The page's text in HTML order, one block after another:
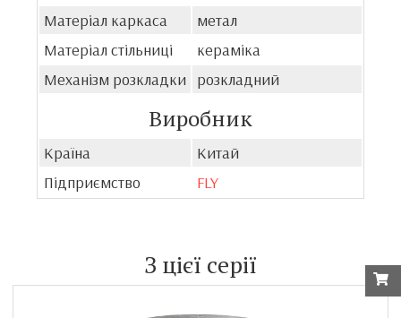
Матеріал каркаса
метал
Матеріал стільниці
кераміка
Механізм розкладки
розкладний
Виробник
Країна
Китай
Підприємство
FLY
З цієї серії